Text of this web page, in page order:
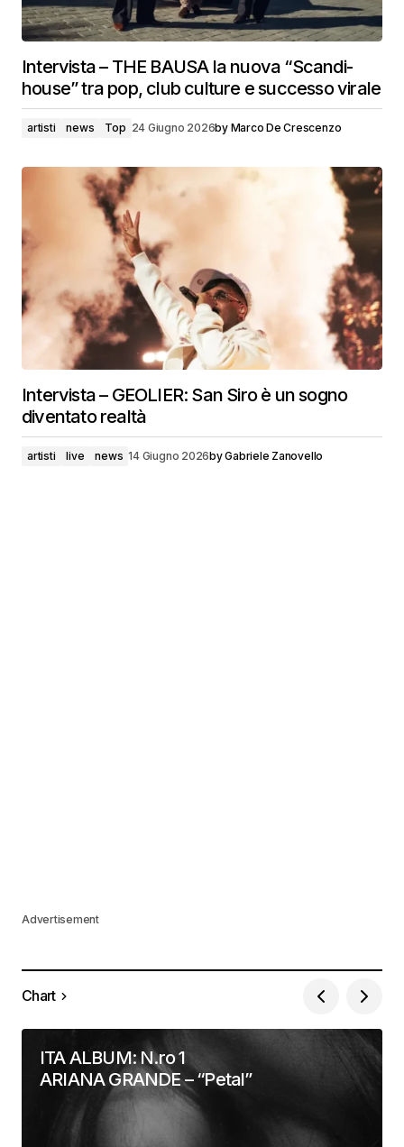
Intervista – THE BAUSA la nuova “Scandi-
house” tra pop, club culture e successo virale
artisti news Top 24 Giugno 2026by Marco De Crescenzo
Intervista – GEOLIER: San Siro è un sogno
diventato realtà
artisti live news 14 Giugno 2026byGabriele Zanovello
Advertisement
Chart
ITA ALBUM: N.ro 1
ARIANA GRANDE – “Petal”